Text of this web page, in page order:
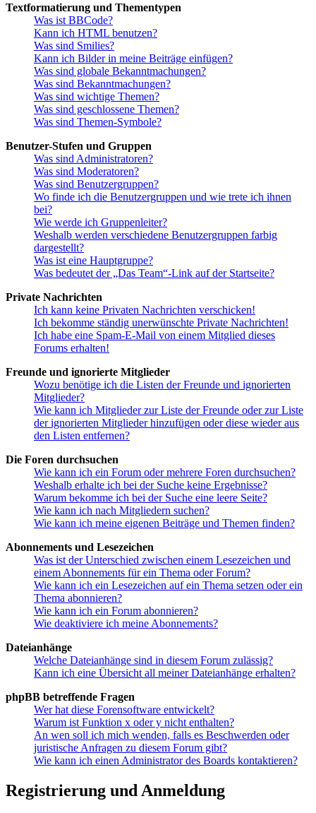
Textformatierung und Thementypen
Was ist BBCode?
Kann ich HTML benutzen?
Was sind Smilies?
Kann ich Bilder in meine Beiträge einfügen?
Was sind globale Bekanntmachungen?
Was sind Bekanntmachungen?
Was sind wichtige Themen?
Was sind geschlossene Themen?
Was sind Themen-Symbole?
Benutzer-Stufen und Gruppen
Was sind Administratoren?
Was sind Moderatoren?
Was sind Benutzergruppen?
Wo finde ich die Benutzergruppen und wie trete ich ihnen
bei?
Wie werde ich Gruppenleiter?
Weshalb werden verschiedene Benutzergruppen farbig
dargestellt?
Was ist eine Hauptgruppe?
Was bedeutet der „Das Team“-Link auf der Startseite?
Private Nachrichten
Ich kann keine Privaten Nachrichten verschicken!
Ich bekomme ständig unerwünschte Private Nachrichten!
Ich habe eine Spam-E-Mail von einem Mitglied dieses
Forums erhalten!
Freunde und ignorierte Mitglieder
Wozu benötige ich die Listen der Freunde und ignorierten
Mitglieder?
Wie kann ich Mitglieder zur Liste der Freunde oder zur Liste
der ignorierten Mitglieder hinzufügen oder diese wieder aus
den Listen entfernen?
Die Foren durchsuchen
Wie kann ich ein Forum oder mehrere Foren durchsuchen?
Weshalb erhalte ich bei der Suche keine Ergebnisse?
Warum bekomme ich bei der Suche eine leere Seite?
Wie kann ich nach Mitgliedern suchen?
Wie kann ich meine eigenen Beiträge und Themen finden?
Abonnements und Lesezeichen
Was ist der Unterschied zwischen einem Lesezeichen und
einem Abonnements für ein Thema oder Forum?
Wie kann ich ein Lesezeichen auf ein Thema setzen oder ein
Thema abonnieren?
Wie kann ich ein Forum abonnieren?
Wie deaktiviere ich meine Abonnements?
Dateianhänge
Welche Dateianhänge sind in diesem Forum zulässig?
Kann ich eine Übersicht all meiner Dateianhänge erhalten?
phpBB betreffende Fragen
Wer hat diese Forensoftware entwickelt?
Warum ist Funktion x oder y nicht enthalten?
An wen soll ich mich wenden, falls es Beschwerden oder
juristische Anfragen zu diesem Forum gibt?
Wie kann ich einen Administrator des Boards kontaktieren?
Registrierung und Anmeldung